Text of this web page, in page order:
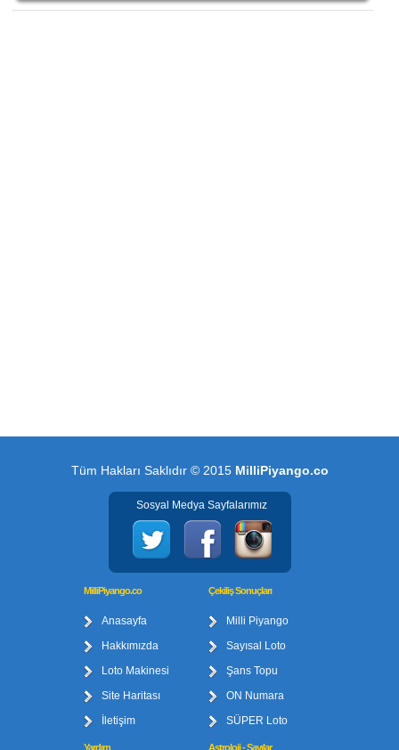
Tüm Hakları Saklıdır © 2015 MilliPiyango.co
Sosyal Medya Sayfalarımız
MilliPiyango.co
Anasayfa
Hakkımızda
Loto Makinesi
Site Haritası
İletişim
Çekiliş Sonuçları
Milli Piyango
Sayısal Loto
Şans Topu
ON Numara
SÜPER Loto
Yardım Astroloji - Sayılar